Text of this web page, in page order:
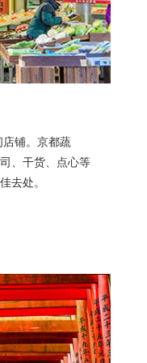
铺。京都蔬
、干货、点心等
去处。